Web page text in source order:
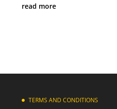
read more
TERMS AND CONDITIONS